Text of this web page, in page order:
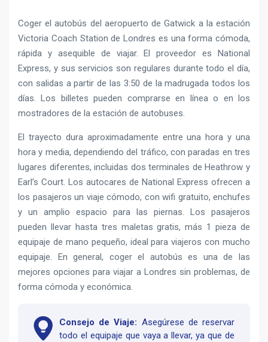
Coger el autobús del aeropuerto de Gatwick a la estación
Victoria Coach Station de Londres es una forma cómoda,
rápida y asequible de viajar. El proveedor es National
Express, y sus servicios son regulares durante todo el día,
con salidas a partir de las 3:50 de la madrugada todos los
días. Los billetes pueden comprarse en línea o en los
mostradores de la estación de autobuses.
El trayecto dura aproximadamente entre una hora y una
hora y media, dependiendo del tráfico, con paradas en tres
lugares diferentes, incluidas dos terminales de Heathrow y
Earl’s Court. Los autocares de National Express ofrecen a
los pasajeros un viaje cómodo, con wifi gratuito, enchufes
y un amplio espacio para las piernas. Los pasajeros
pueden llevar hasta tres maletas gratis, más 1 pieza de
equipaje de mano pequeño, ideal para viajeros con mucho
equipaje. En general, coger el autobús es una de las
mejores opciones para viajar a Londres sin problemas, de
forma cómoda y económica.
Consejo de Viaje: Asegúrese de reservar
todo el equipaje que vaya a llevar, ya que de